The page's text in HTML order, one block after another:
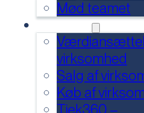
Mød teamet
virksomhed
Salg af
Køb af
Tjek360 –